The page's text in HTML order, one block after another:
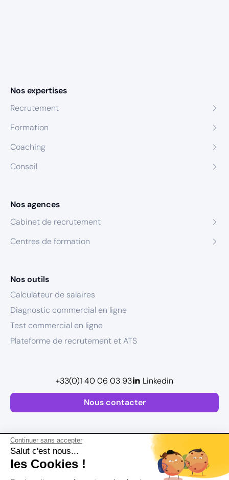
Continuer sans accepter
Salut c'est nous...
les Cookies !
Nos expertises
Recrutement
Formation
Coaching
Conseil
Nos agences
Cabinet de recrutement
Centres de formation
Nos outils
Calculateur de salaires
Diagnostic commercial en ligne
Test commercial en ligne
Plateforme de recrutement et ATS
Nous contacter
+33(0)1 40 06 03 93 Linkedin